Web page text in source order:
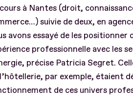
à Nantes (droit,
suivie de deux, en
avons essayé de les
professionnelle avec les
précise Patricia Segret.
par exemple, étaient
de ces univers